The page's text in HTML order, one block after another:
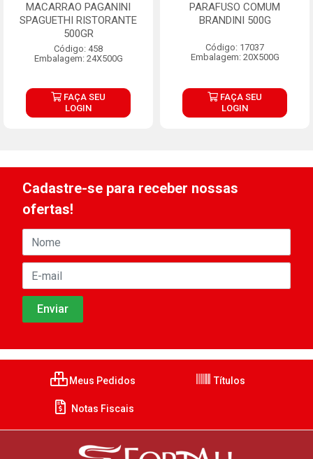
MACARRAO PAGANINI
SPAGUETHI RISTORANTE
500GR
Código: 458
Embalagem: 24X500G
FAÇA SEU
LOGIN
PARAFUSO COMUM
BRANDINI 500G
Código: 17037
Embalagem: 20X500G
FAÇA SEU
LOGIN
Cadastre-se para receber nossas
ofertas!
Meus Pedidos Títulos
Notas Fiscais